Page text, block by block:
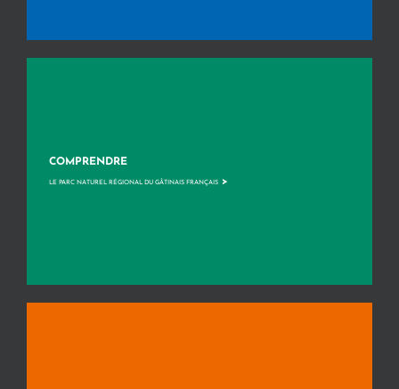
COMPRENDRE
LE PARC NATUREL RÉGIONAL DU GÂTINAIS FRANÇAIS >